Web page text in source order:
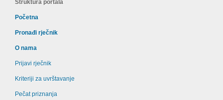
Struktura portala
Početna
Pronađi rječnik
O nama
Prijavi rječnik
Kriteriji za uvrštavanje
Pečat priznanja